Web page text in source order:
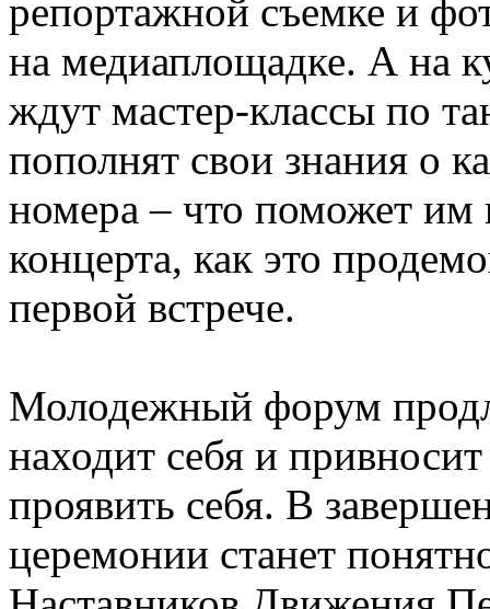
репортажной съемке и
на медиаплощадке. А на
ждут мастер-классы по
пополнят свои знания о
номера – что поможет им
концерта, как это
первой встрече.
Молодежный форум
находит себя и
проявить себя. В
церемонии станет